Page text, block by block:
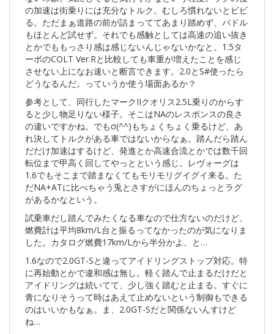
の加速は街乗りには充分なトルク。むしろ慣れないとビビ
る。ただまぁ道路の前が詰まっててあまり踏めず、パドル
もほとんど試せず。それでも感触としては高速の追い抜き
とかでももっさり感は感じないんじゃないかなと。1.5タ
ーボのCOLT Ver.Rと比較しても車重が増えたことを感じ
させない上になお速いと断言できます。2.0とS#使ったら
どうなるんだ。っていうか使う場面あるか？
参考として、同行したマークIIクオリス2.5L乗りのからす
ると少し物足りない様子。そこはNAのレスポンスの良さ
の違いですかね。でもσ(^^)もちょくちょく乗るけど、あ
れ決してトルクがある車ではないからなぁ。踏んだら踏ん
だだけ加速はするけど、発進とか高速合流とかでは数千回
転位まで甲高く回してやっとという感じ。レヴォーグは
1.6でもそこまで踏まなくてもモリモリグイグイ来る。た
だNA+ATに比べちゃう兎とさすがにほんのちょっとラグ
があるかなという。
試乗車だし踏んでみたくなる車なので仕方ないのだけど、
燃費計は平均8km/L台と振るってなかったのが気になりま
した。カタログ燃費17km/Lから半分かよ、と…
1.6なので2.0GT-Sと違ってアイドリングストップ対応。特
に再始動とかで違和感は無し。軽く踏んで止まるだけだと
アイドリングは続いてて、少し強く踏むと止まる。すぐに
青になりそうって時はあえて止めないという制御もできる
のはいいかもなぁ。ま、2.0GT-Sだと関係ないんすけど
ね…